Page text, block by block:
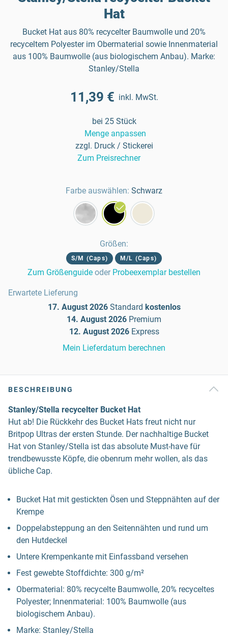
Hat
Bucket Hat aus 80% recycelter Baumwolle und 20%
recyceltem Polyester im Obermaterial sowie Innenmaterial
aus 100% Baumwolle (aus biologischem Anbau). Marke:
Stanley/Stella
11,39 € inkl. MwSt.
bei 25 Stück
Menge anpassen
zzgl. Druck / Stickerei
Zum Preisrechner
Farbe auswählen: Schwarz
Größen:
S/M (Caps) M/L (Caps)
Zum Größenguide oder Probeexemplar bestellen
Erwartete Lieferung
17. August 2026 Standard kostenlos
14. August 2026 Premium
12. August 2026 Express
Mein Lieferdatum berechnen
BESCHREIBUNG
Stanley/Stella recycelter Bucket Hat
Hut ab! Die Rückkehr des Bucket Hats freut nicht nur
Britpop Ultras der ersten Stunde. Der nachhaltige Bucket
Hat von Stanley/Stella ist das absolute Must-have für
trendbewusste Köpfe, die obenrum mehr wollen, als das
übliche Cap.
Bucket Hat mit gestickten Ösen und Steppnähten auf der
Krempe
Doppelabsteppung an den Seitennähten und rund um
den Hutdeckel
Untere Krempenkante mit Einfassband versehen
Fest gewebte Stoffdichte: 300 g/m²
Obermaterial: 80% recycelte Baumwolle, 20% recyceltes
Polyester; Innenmaterial: 100% Baumwolle (aus
biologischem Anbau).
Marke: Stanley/Stella